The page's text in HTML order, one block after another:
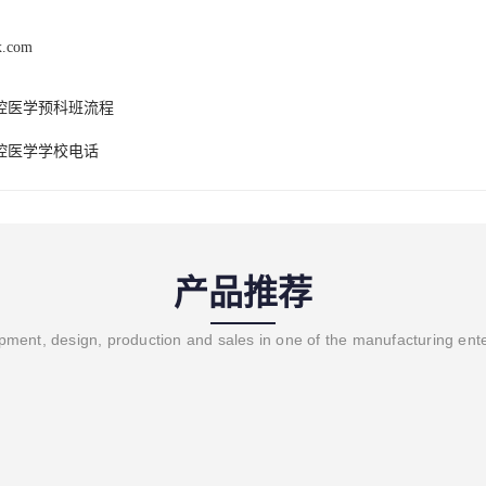
医学预科班流程
医学学校电话
产品推荐
design, production and sales in one of the manufacturing